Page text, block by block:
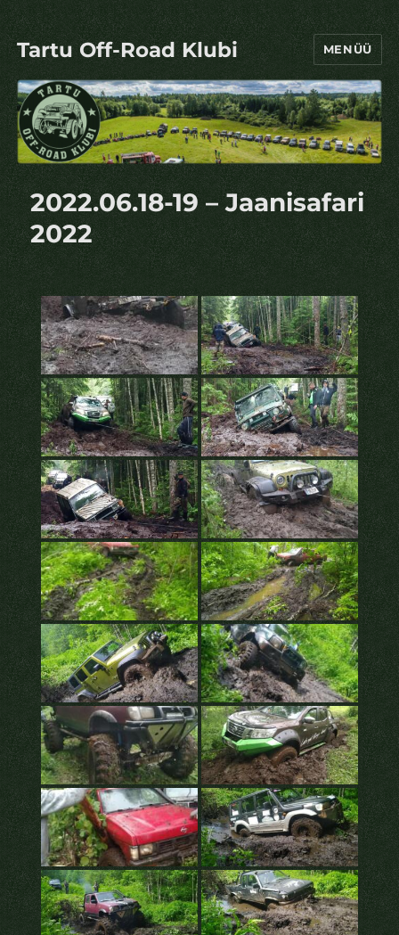
Tartu Off-Road Klubi MENÜÜ
2022.06.18-19 – Jaanisafari
2022